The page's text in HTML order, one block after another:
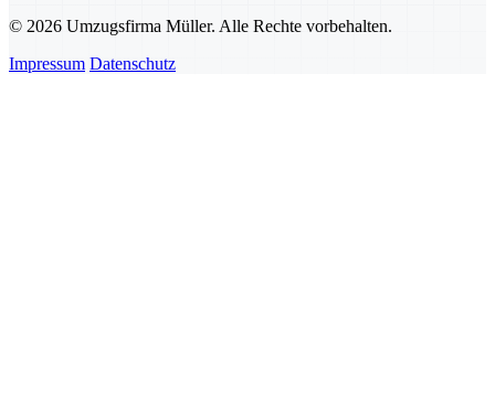
© 2026 Umzugsfirma Müller. Alle Rechte vorbehalten.
Impressum Datenschutz